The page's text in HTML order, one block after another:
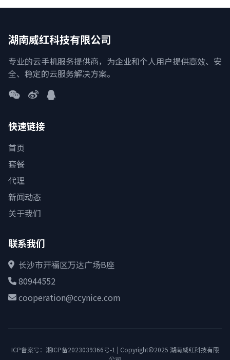
湖南威红科技有限公司
专业的云手机服务提供商，为企业和个人用户提供高效、安
全、稳定的云服务解决方案。
快速链接
首页
套餐
代理
新闻动态
关于我们
联系我们
长沙市开福区万达广场B座
80944552
cooperation@ccynice.com
ICP备案号： 湘ICP备2023039366号-1 | Copyright©2025 湖南威红科技有限